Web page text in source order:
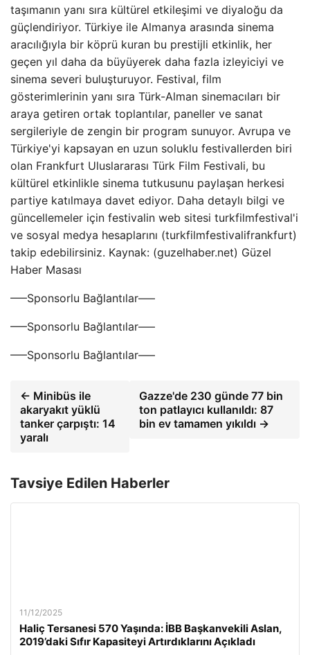
taşımanın yanı sıra kültürel etkileşimi ve diyaloğu da
güçlendiriyor. Türkiye ile Almanya arasında sinema
aracılığıyla bir köprü kuran bu prestijli etkinlik, her
geçen yıl daha da büyüyerek daha fazla izleyiciyi ve
sinema severi buluşturuyor. Festival, film
gösterimlerinin yanı sıra Türk-Alman sinemacıları bir
araya getiren ortak toplantılar, paneller ve sanat
sergileriyle de zengin bir program sunuyor. Avrupa ve
Türkiye'yi kapsayan en uzun soluklu festivallerden biri
olan Frankfurt Uluslararası Türk Film Festivali, bu
kültürel etkinlikle sinema tutkusunu paylaşan herkesi
partiye katılmaya davet ediyor. Daha detaylı bilgi ve
güncellemeler için festivalin web sitesi turkfilmfestival'i
ve sosyal medya hesaplarını (turkfilmfestivalifrankfurt)
takip edebilirsiniz. Kaynak: (guzelhaber.net) Güzel
Haber Masası
—–Sponsorlu Bağlantılar—–
—–Sponsorlu Bağlantılar—–
—–Sponsorlu Bağlantılar—–
← Minibüs ile
akaryakıt yüklü
tanker çarpıştı: 14
yaralı
Gazze'de 230 günde 77 bin
ton patlayıcı kullanıldı: 87
bin ev tamamen yıkıldı →
Tavsiye Edilen Haberler
11/12/2025
Haliç Tersanesi 570 Yaşında: İBB Başkanvekili Aslan,
2019’daki Sıfır Kapasiteyi Artırdıklarını Açıkladı